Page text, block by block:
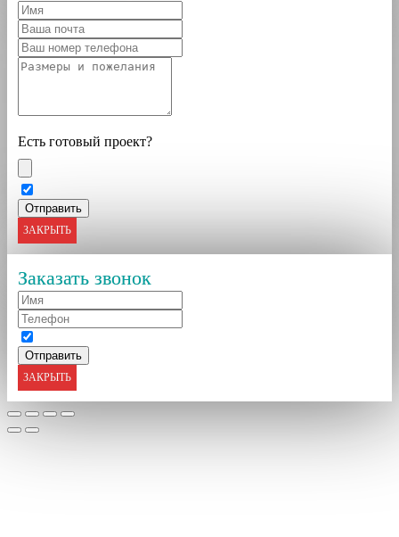
Есть готовый проект?
ЗАКРЫТЬ
Заказать звонок
ЗАКРЫТЬ